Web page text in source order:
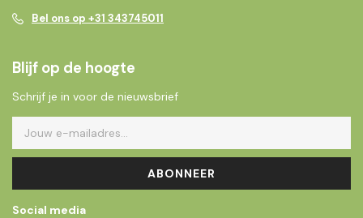
Bel ons op +31 343745011
Blijf op de hoogte
Schrijf je in voor de nieuwsbrief
ABONNEER
Social media